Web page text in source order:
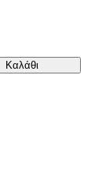
Καλάθι